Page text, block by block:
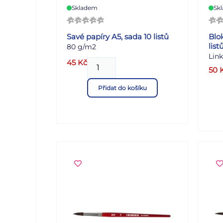
Skladem
Savé papíry A5, sada 10 listů
80 g/m2
45 Kč
Přidat do košíku
v
50